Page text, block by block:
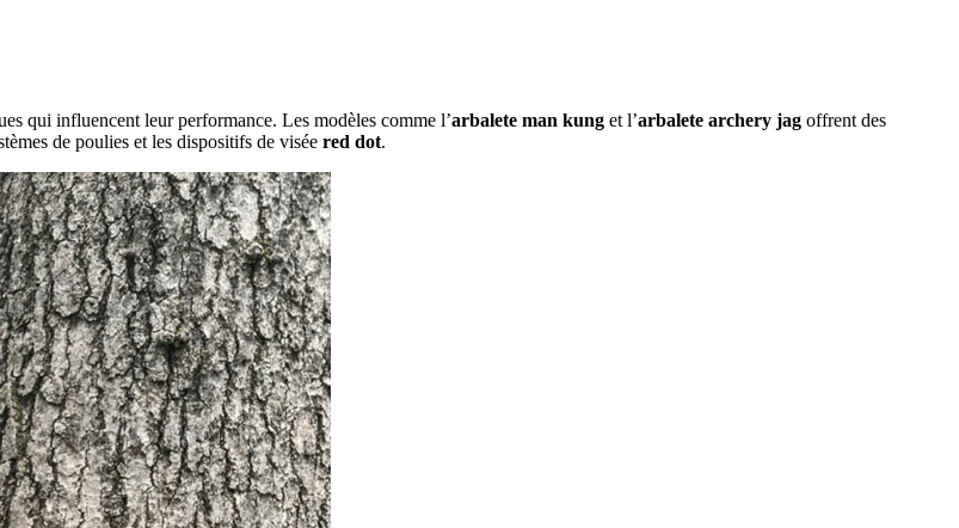
qui influencent leur performance. Les modèles comme l’arbalete man kung et l’arbalete archery jag offrent des
de poulies et les dispositifs de visée red dot.